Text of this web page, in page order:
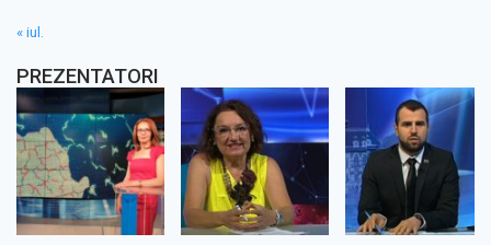
« iul.
PREZENTATORI